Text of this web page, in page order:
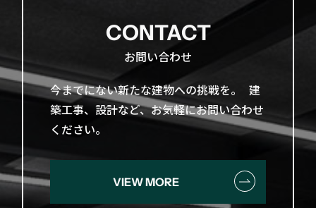
CONTACT
お問い合わせ
今までに​ない​新たな​建物への​挑戦を。​ 建
築工事、​設計など、​お気軽に​お問い​合わせ
ください。
VIEW MORE